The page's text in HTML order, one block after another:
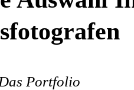
Portfolio